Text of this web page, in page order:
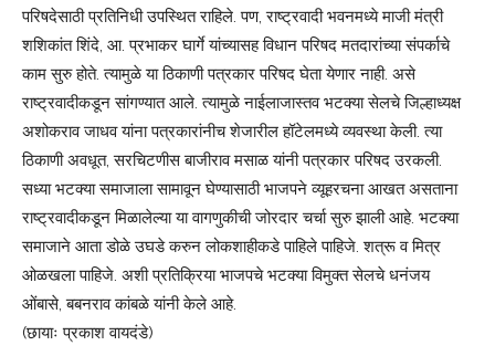
परिषदेसाठी प्रतिनिधी उपस्थित राहिले. पण, राष्ट्रवादी भवनमध्ये माजी मंत्री
शशिकांत शिंदे, आ. प्रभाकर घार्गे यांच्यासह विधान परिषद मतदारांच्या संपर्काचे
काम सुरु होते. त्यामुळे या ठिकाणी पत्रकार परिषद घेता येणार नाही. असे
राष्ट्रवादीकडून सांगण्यात आले. त्यामुळे नाईलाजास्तव भटक्या सेलचे जिल्हाध्यक्ष
अशोकराव जाधव यांना पत्रकारांनीच शेजारील हॉटेलमध्ये व्यवस्था केली. त्या
ठिकाणी अवधूत, सरचिटणीस बाजीराव मसाळ यांनी पत्रकार परिषद उरकली.
सध्या भटक्या समाजाला सामावून घेण्यासाठी भाजपने व्यूहरचना आखत असताना
राष्ट्रवादीकडून मिळालेल्या या वागणुकीची जोरदार चर्चा सुरु झाली आहे. भटक्या
समाजाने आता डोळे उघडे करुन लोकशाहीकडे पाहिले पाहिजे. शत्रू व मित्र
ओळखला पाहिजे. अशी प्रतिक्रिया भाजपचे भटक्या विमुक्त सेलचे धनंजय
ओंबासे, बबनराव कांबळे यांनी केले आहे.
(छायाः प्रकाश वायदंडे)